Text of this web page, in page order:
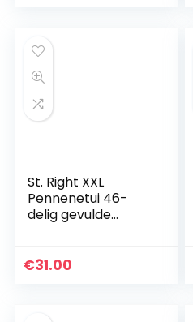
St. Right XXL
Pennenetui 46-
delig gevulde
x 7 cm incl. vulpen
€31.00